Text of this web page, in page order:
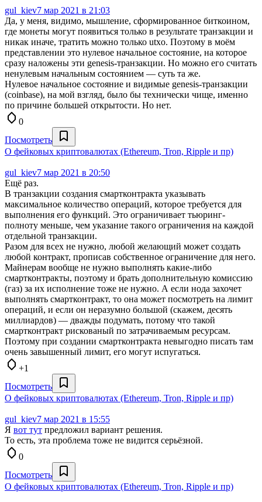
gul_kiev7 мар 2021 в 21:03
Да, у меня, видимо, мышление, сформированное биткоином,
где монеты могут появиться только в результате транзакции и
никак иначе, тратить можно только utxo. Поэтому в моём
представлении это нулевое начальное состояние, на которое
сразу наложены эти genesis-транзакции. Но можно его считать
ненулевым начальным состоянием — суть та же.
Нулевое начальное состояние и видимые genesis-транзакции
(coinbase), на мой взгляд, было бы технически чище, именно
по причине большей открытости. Но нет.
0
Посмотреть
О фейковых криптовалютах (Ethereum, Tron, Ripple и пр)
gul_kiev7 мар 2021 в 20:50
Ещё раз.
В транзакции создания смартконтракта указывать
максимальное количество операций, которое требуется для
выполнения его функций. Это ограничивает тьюринг-
полноту меньше, чем указание такого ограничения на каждой
отдельной транзакции.
Разом для всех не нужно, любой желающий может создать
любой контракт, прописав собственное ограничение для него.
Майнерам вообще не нужно выполнять какие-либо
смартконтракты, поэтому и брать дополнительную комиссию
(газ) за их исполнение тоже не нужно. А если нода захочет
выполнять смартконтракт, то она может посмотреть на лимит
операций, и если он неразумно большой (скажем, десять
миллиардов) — дважды подумать, потому что такой
смартконтракт рискованый по затрачиваемым ресурсам.
Поэтому при создании смартконтракта невыгодно писать там
очень завышенный лимит, его могут испугаться.
+1
Посмотреть
О фейковых криптовалютах (Ethereum, Tron, Ripple и пр)
gul_kiev7 мар 2021 в 15:55
Я вот тут предложил вариант решения.
То есть, эта проблема тоже не видится серьёзной.
0
Посмотреть
О фейковых криптовалютах (Ethereum, Tron, Ripple и пр)